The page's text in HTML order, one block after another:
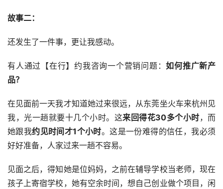
故事二：
还发生了一件事，更让我感动。
有人通过【在行】约我咨询一个营销问题：如何推广新产
品？
在见面前一天我才知道她过来很远，从东莞坐火车来杭州见
我，光一趟就要十几个小时。这来回得花30多个小时，而
她跟我约见时间才1个小时。这是一份难得的信任，我必须
好好准备，人家过来一趟不容易。
见面之后，得知她是位妈妈，之前在辅导学校当老师，现在
孩子上寄宿学校，她有空余时间，想自己创业做个项目，闲